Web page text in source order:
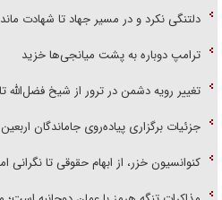
دلتنگی نکرد و در مسیر جهاد تا شهادت ماند
ترامپ دوباره به پشت میانجی‌ها خزید
تغییر رویه دشمن در ترور از شیخ فضل‌الله
جزئیات برگزاری پیاده‌روی جاماندگان
کنوانسیون خزر، از ابهام حقوقی تا نگرانی